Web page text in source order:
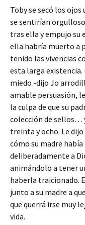
Toby se secó los ojos
se sentirían
tras ella y empujo su
ella habría muerto a
tenido las vivencias
esta larga existencia.
miedo -dijo Jo
amable persuasión,
la culpa de que su
colección de sellos…
treinta y ocho. Le
cómo su madre
deliberadamente a
animándolo a tener
haberla traicionado.
junto a su madre a
que querrá irse muy
vida.